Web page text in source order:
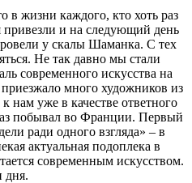
в жизни каждого, кто хоть раз
и на следующий день
у скалы Шаманка. С тех
Не так давно мы стали
современного искусства на
много художников из
нам уже в качестве ответного
побывал во Франции. Первый
ради одного взгляда» – в
актуальная подоплека в
современным искусством.
дня.